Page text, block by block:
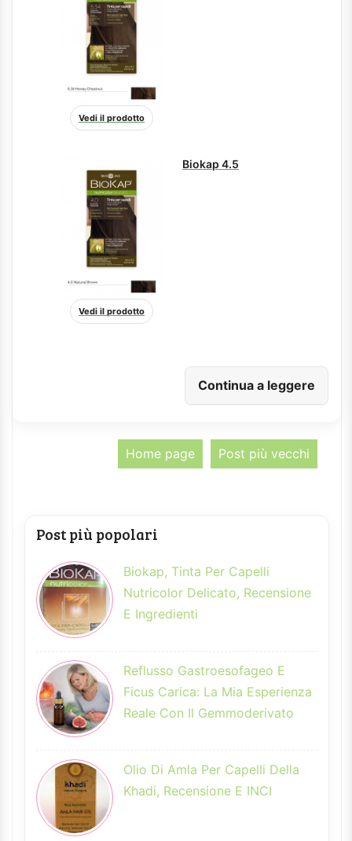
Vedi il prodotto
Vedi il prodotto
Biokap 4.5
Continua a leggere
Post più vecchi
Home page
Post più popolari
Biokap, Tinta Per Capelli
Nutricolor Delicato, Recensione
E Ingredienti
Reflusso Gastroesofageo E
Ficus Carica: La Mia Esperienza
Reale Con Il Gemmoderivato
Olio Di Amla Per Capelli Della
Khadi, Recensione E INCI